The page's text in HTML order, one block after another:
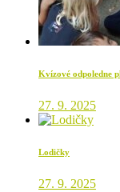
Kvízové odpoledne
27. 9. 2025
Lodičky
27. 9. 2025